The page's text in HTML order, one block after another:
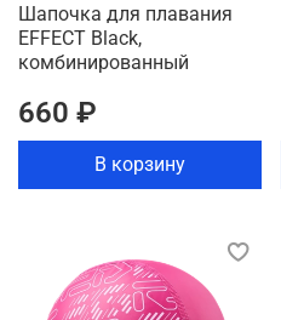
Шапочка для плавания
EFFECT Black,
комбинированный
660 ₽
В корзину